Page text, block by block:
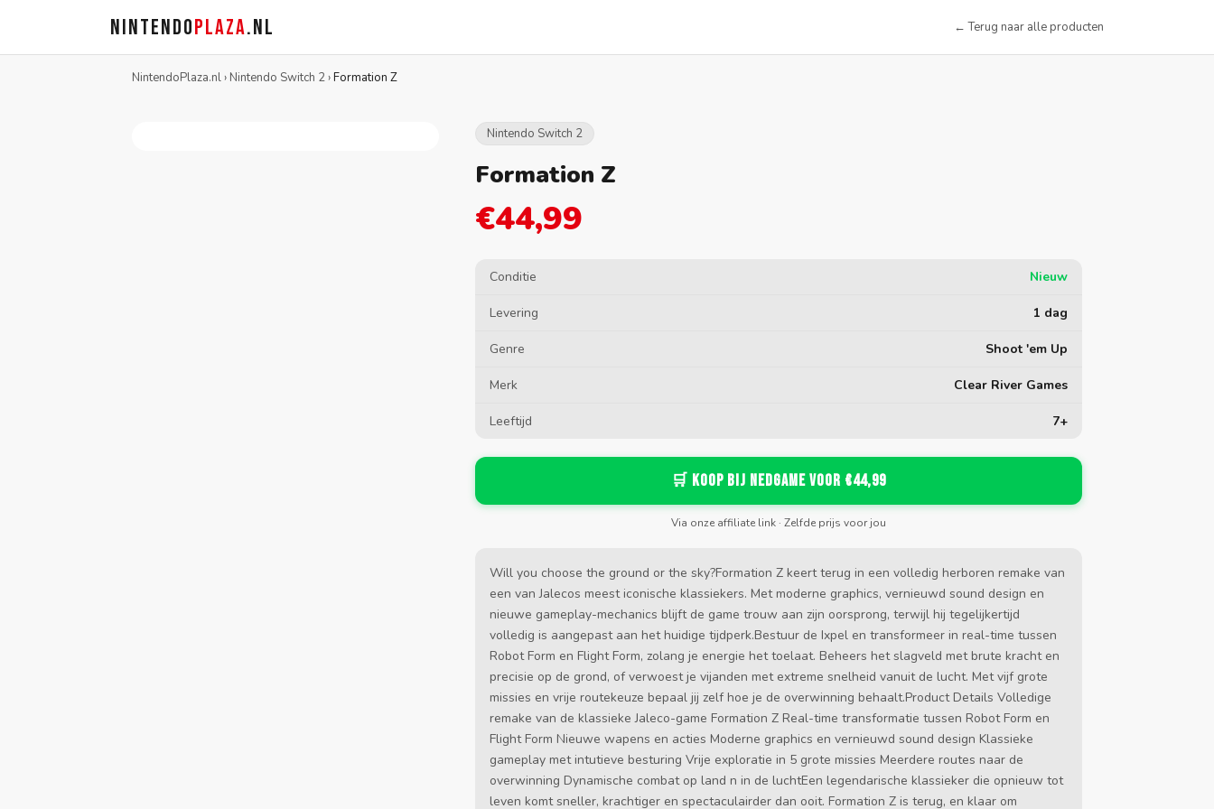
NINTENDOPLAZA.NL ← Terug naar alle producten
NintendoPlaza.nl› Nintendo Switch 2›Formation Z
Nintendo Switch 2
Formation Z
€44,99
Conditie Nieuw
Levering 1 dag
Genre Shoot 'em Up
Merk Clear River Games
Leeftijd 7+
🛒 Koop bij Nedgame voor €44,99
Via onze affiliate link · Zelfde prijs voor jou
Will you choose the ground or the sky?Formation Z keert terug in een volledig herboren remake van
een van Jalecos meest iconische klassiekers. Met moderne graphics, vernieuwd sound design en
nieuwe gameplay-mechanics blijft de game trouw aan zijn oorsprong, terwijl hij tegelijkertijd
volledig is aangepast aan het huidige tijdperk.Bestuur de Ixpel en transformeer in real-time tussen
Robot Form en Flight Form, zolang je energie het toelaat. Beheers het slagveld met brute kracht en
precisie op de grond, of verwoest je vijanden met extreme snelheid vanuit de lucht. Met vijf grote
missies en vrije routekeuze bepaal jij zelf hoe je de overwinning behaalt.Product Details Volledige
remake van de klassieke Jaleco-game Formation Z Real-time transformatie tussen Robot Form en
Flight Form Nieuwe wapens en acties Moderne graphics en vernieuwd sound design Klassieke
gameplay met intutieve besturing Vrije exploratie in 5 grote missies Meerdere routes naar de
overwinning Dynamische combat op land n in de luchtEen legendarische klassieker die opnieuw tot
leven komt sneller, krachtiger en spectaculairder dan ooit. Formation Z is terug, en klaar om